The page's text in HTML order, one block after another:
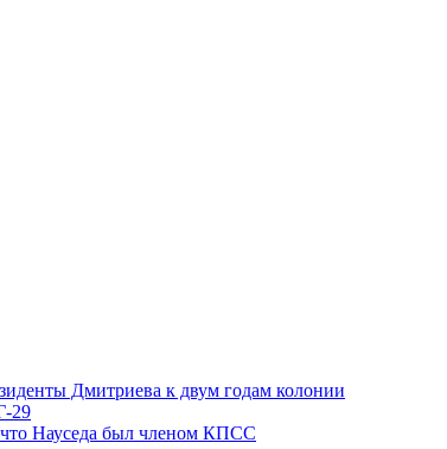
Дмитриева к двум годам колонии
29
Науседа был членом КПСС